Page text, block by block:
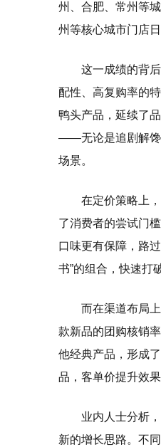
州、合肥、常州等
州等核心城市门店
这一成绩的背
配性、高复购率的
鸭头产品，延续了
——无论是追剧解馋
场景。
在定价策略上
了消费者的尝试门
口味更有保障，路
书”的组合，快速打
而在渠道布局
款新品的团购核销
他经典产品，形成
品，客单价提升效果
业内人士分析
新的增长思路。不